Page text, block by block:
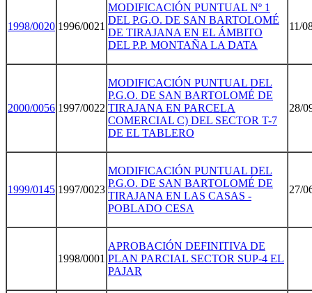
1998/0020 1996/0021
MODIFICACIÓN PUNTUAL Nº 1
DEL P.G.O. DE SAN BARTOLOMÉ
DE TIRAJANA EN EL ÁMBITO
DEL P.P. MONTAÑA LA DATA
11/
2000/0056 1997/0022
MODIFICACIÓN PUNTUAL DEL
P.G.O. DE SAN BARTOLOMÉ DE
TIRAJANA EN PARCELA
COMERCIAL C) DEL SECTOR T-7
DE EL TABLERO
28/
1999/0145 1997/0023
MODIFICACIÓN PUNTUAL DEL
P.G.O. DE SAN BARTOLOMÉ DE
TIRAJANA EN LAS CASAS -
POBLADO CESA
27/
1998/0001
APROBACIÓN DEFINITIVA DE
PLAN PARCIAL SECTOR SUP-4 EL
PAJAR